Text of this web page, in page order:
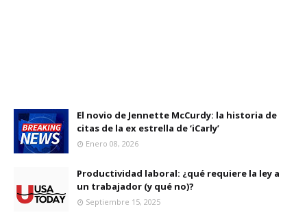
El novio de Jennette McCurdy: la historia de
citas de la ex estrella de ‘iCarly’
Enero 08, 2026
Productividad laboral: ¿qué requiere la ley a
un trabajador (y qué no)?
Septiembre 15, 2025